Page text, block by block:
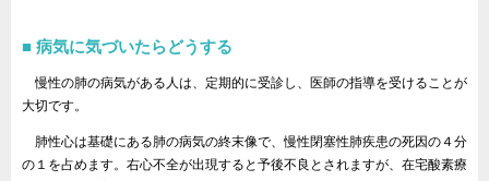
病気に気づいたらどうする
慢性の肺の病気がある人は、定期的に受診し、医師の指導を受けることが
大切です。
肺性心は基礎にある肺の病気の終末像で、慢性閉塞性肺疾患の死因の４分
の１を占めます。右心不全が出現すると予後不良とされますが、在宅酸素療